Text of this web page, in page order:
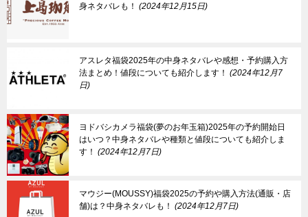
身ネタバレも！
2024年12月15日
アスレタ福袋2025年の中身ネタバレや感想・予約購入方
法まとめ！値段についても紹介します！
2024年12月7
日
ヨドバシカメラ福袋(夢のお年玉箱)2025年の予約開始日
はいつ？中身ネタバレや種類と値段についても紹介しま
す！
2024年12月7日
マウジー(MOUSSY)福袋2025の予約や購入方法(通販・店
舗)は？中身ネタバレも！
2024年12月7日